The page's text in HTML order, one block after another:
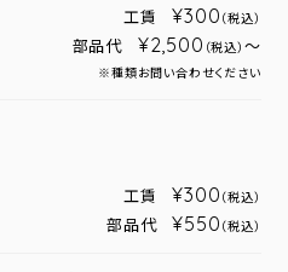
工賃 ¥300 （税込）
部品代 ¥2,500 （税込） ～
※種類お問い合わせください
工賃 ¥300 （税込）
部品代 ¥550 （税込）